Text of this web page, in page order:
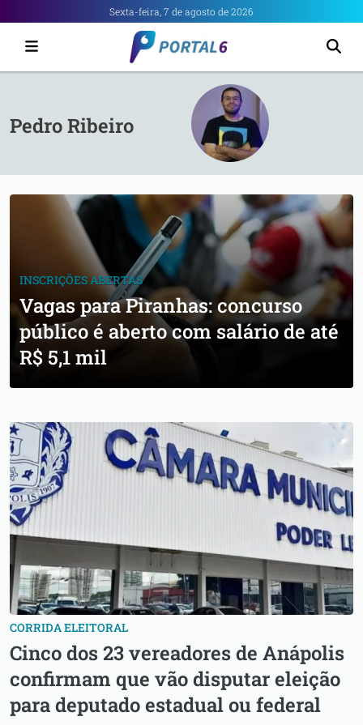
-
de
Sexta-feira, 7 de agosto de 2026
Pedro Ribeiro
INSCRIÇÕES ABERTAS
Vagas para Piranhas: concurso
público é aberto com salário de até
R$ 5,1 mil
CORRIDA ELEITORAL
Cinco dos 23 vereadores de Anápolis
confirmam que vão disputar eleição
para deputado estadual ou federal